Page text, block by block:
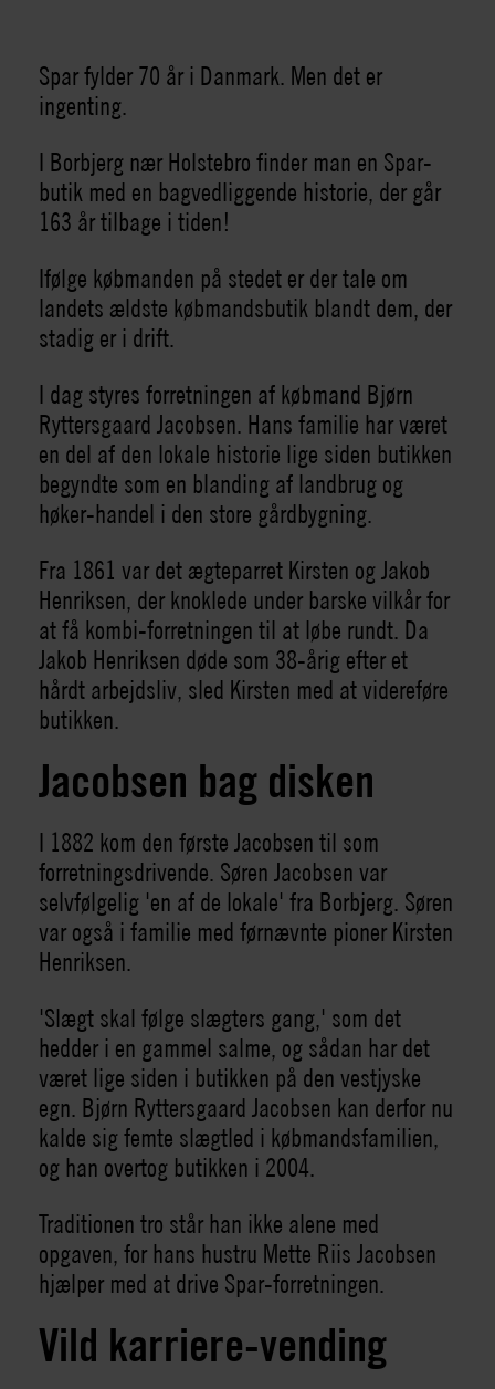
Spar fylder 70 år i Danmark. Men det er
ingenting.
I Borbjerg nær Holstebro finder man en Spar-
butik med en bagvedliggende historie, der går
163 år tilbage i tiden!
Ifølge købmanden på stedet er der tale om
landets ældste købmandsbutik blandt dem, der
stadig er i drift.
I dag styres forretningen af købmand Bjørn
Ryttersgaard Jacobsen. Hans familie har været
en del af den lokale historie lige siden butikken
begyndte som en blanding af landbrug og
høker-handel i den store gårdbygning.
Fra 1861 var det ægteparret Kirsten og Jakob
Henriksen, der knoklede under barske vilkår for
at få kombi-forretningen til at løbe rundt. Da
Jakob Henriksen døde som 38-årig efter et
hårdt arbejdsliv, sled Kirsten med at videreføre
butikken.
Jacobsen bag disken
I 1882 kom den første Jacobsen til som
forretningsdrivende. Søren Jacobsen var
selvfølgelig 'en af de lokale' fra Borbjerg. Søren
var også i familie med førnævnte pioner Kirsten
Henriksen.
'Slægt skal følge slægters gang,' som det
hedder i en gammel salme, og sådan har det
været lige siden i butikken på den vestjyske
egn. Bjørn Ryttersgaard Jacobsen kan derfor nu
kalde sig femte slægtled i købmandsfamilien,
og han overtog butikken i 2004.
Traditionen tro står han ikke alene med
opgaven, for hans hustru Mette Riis Jacobsen
hjælper med at drive Spar-forretningen.
Vild karriere-vending